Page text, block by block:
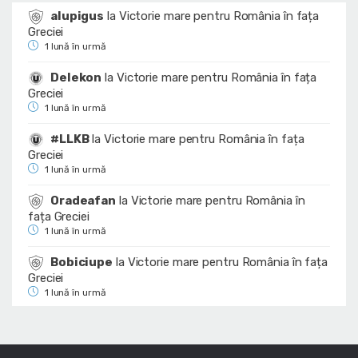
alupigus la Victorie mare pentru România în fața
Greciei
1 lună în urmă
Delekon la Victorie mare pentru România în fața
Greciei
1 lună în urmă
#LLKBlaVictorie mare pentru România în fața
Greciei
1 lună în urmă
Oradeafan la Victorie mare pentru România în
fața Greciei
1 lună în urmă
Bobiciupe la Victorie mare pentru România în fața
Greciei
1 lună în urmă